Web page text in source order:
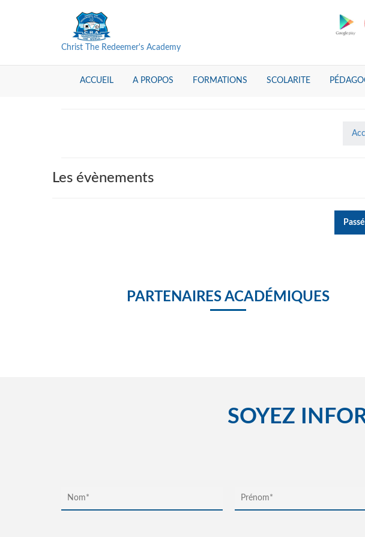
Christ The Redeemer's Academy
ACCUEIL A PROPOS FORMATIONS SCOLARITE
Les évènements
Passé
PARTENAIRES ACADÉMIQUES
SOYEZ